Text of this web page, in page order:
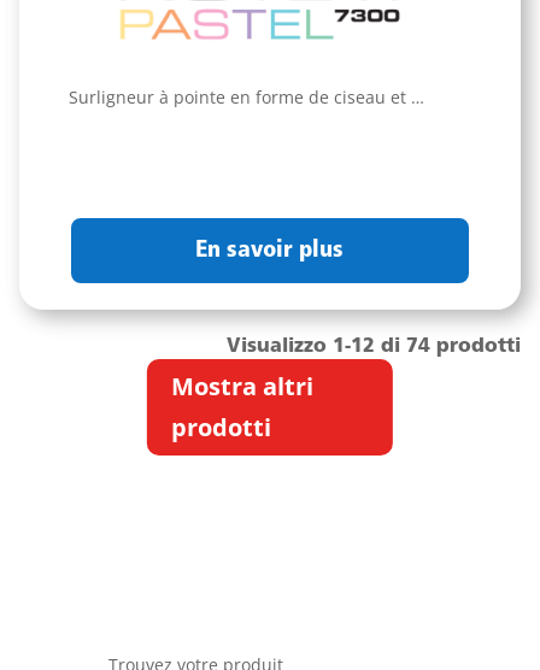
Surligneur à pointe en forme de ciseau et …
En savoir plus
Visualizzo 1-12 di 74 prodotti
Mostra altri
prodotti
Trouvez votre produit